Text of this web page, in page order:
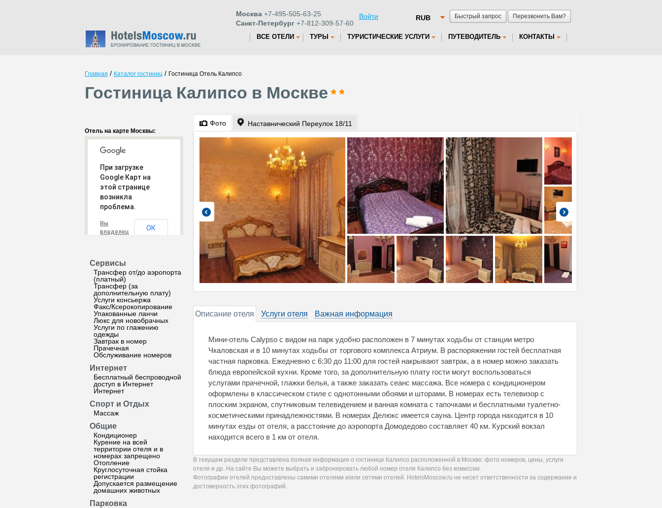
Быстрый запрос Перезвонить Вам?
Москва +7-495-505-63-25
Санкт-Петербург +7-812-309-57-60
Войти
ВСЕ ОТЕЛИ ТУРЫ ТУРИСТИЧЕСКИЕ УСЛУГИ ПУТЕВОДИТЕЛЬ КОНТАКТЫ
Главная / Каталог гостиниц / Гостиница Отель Калипсо
Гостиница Калипсо в Москве
Отель на карте Москвы:
При загрузке
Google Карт на
этой странице
возникла
проблема.
Вы
владелец
ОК
Сервисы
Трансфер от/до аэропорта
(платный)
Трансфер (за
дополнительную плату)
Услуги консьержа
Факс/Ксерокопирование
Упакованные ланчи
Люкс для новобрачных
Услуги по глажению
одежды
Завтрак в номер
Прачечная
Обслуживание номеров
Интернет
Бесплатный беспроводной
доступ в Интернет
Интернет
Спорт и Отдых
Массаж
Общие
Кондиционер
Курение на всей
территории отеля и в
номерах запрещено
Отопление
Круглосуточная стойка
регистрации
Допускается размещение
домашних животных
Парковка
Фото Наставнический Переулок 18/11
Описание отеля Услуги отеля Важная информация
Мини-отель Calypso с видом на парк удобно расположен в 7 минутах ходьбы от станции метро
Чкаловская и в 10 минутах ходьбы от торгового комплекса Атриум. В распоряжении гостей бесплатная
частная парковка. Ежедневно с 6:30 до 11:00 для гостей накрывают завтрак, а в номер можно заказать
блюда европейской кухни. Кроме того, за дополнительную плату гости могут воспользоваться
услугами прачечной, глажки белья, а также заказать сеанс массажа. Все номера с кондиционером
оформлены в классическом стиле с однотонными обоями и шторами. В номерах есть телевизор с
плоским экраном, спутниковым телевидением и ванная комната с тапочками и бесплатными туалетно-
косметическими принадлежностями. В номерах Делюкс имеется сауна. Центр города находится в 10
минутах езды от отеля, а расстояние до аэропорта Домодедово составляет 40 км. Курский вокзал
находится всего в 1 км от отеля.
В текущем разделе представлена полная информация о гостинице Калипсо расположенной в Москве: фото номеров, цены, услуги
отеля и др. На сайте Вы можете выбрать и забронировать любой номер отеля Калипсо без комиссии.
Фотографии отелей предоставлены самими отелями и/или сетями отелей. HotelsMoscow.ru не несет ответственности за содержание и
достоверность этих фотографий.